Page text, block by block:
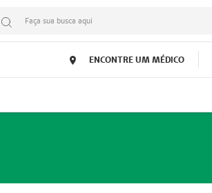
Faça sua busca aqui
ENCONTRE UM MÉDICO